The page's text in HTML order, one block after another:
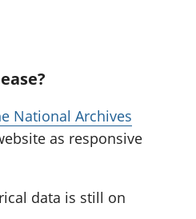
National Archives
as responsive
data is still on